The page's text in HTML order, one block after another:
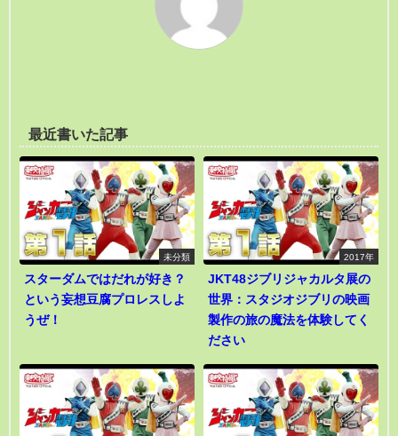
最近書いた記事
未分類
スターダムではだれが好き？
という妄想豆腐プロレスしよ
うぜ！
2017年
JKT48ジブリジャカルタ展の
世界：スタジオジブリの映画
製作の旅の魔法を体験してく
ださい